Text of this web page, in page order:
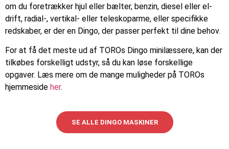
om du foretrækker hjul eller bælter, benzin, diesel eller el-
drift, radial-, vertikal- eller teleskoparme, eller specifikke
redskaber, er der en Dingo, der passer perfekt til dine behov.
For at få det meste ud af TOROs Dingo minilæssere, kan der
tilkøbes forskelligt udstyr, så du kan løse forskellige
opgaver. Læs mere om de mange muligheder på TOROs
hjemmeside her.
SE ALLE DINGO MASKINER